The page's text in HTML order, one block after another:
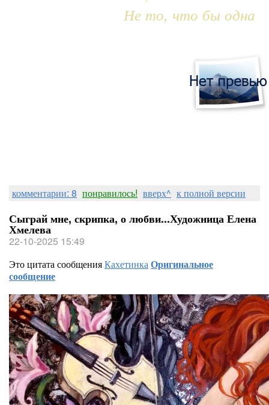
Не то, что бы одна
комментарии: 8 понравилось! вверх^ к полной версии
Сыграй мне, скрипка, о любви...Художница Елена
Хмелева
22-10-2025 15:49
Это цитата сообщенияКахетинкаОригинальное
сообщение